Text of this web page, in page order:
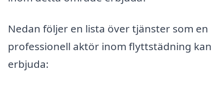
Nedan följer en lista över tjänster som en
professionell aktör inom flyttstädning kan
erbjuda: